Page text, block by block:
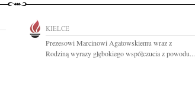
KIELCE
Prezesowi Marcinowi Agatowskiemu wraz z
Rodziną wyrazy głębokiego współczucia z powodu...